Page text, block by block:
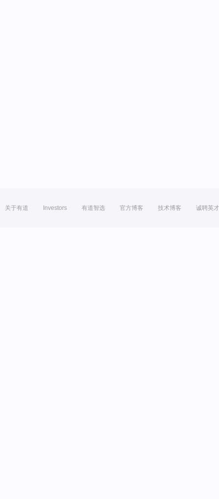
关于有道 Investors 有道智选 官方博客 技术博客 诚聘英才